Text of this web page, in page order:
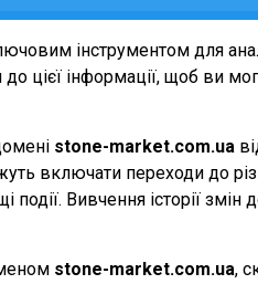
інструментом для
цієї інформації, щоб ви
stone-market.com.ua
включати переходи до
події. Вивчення історії
stone-market.com.ua,